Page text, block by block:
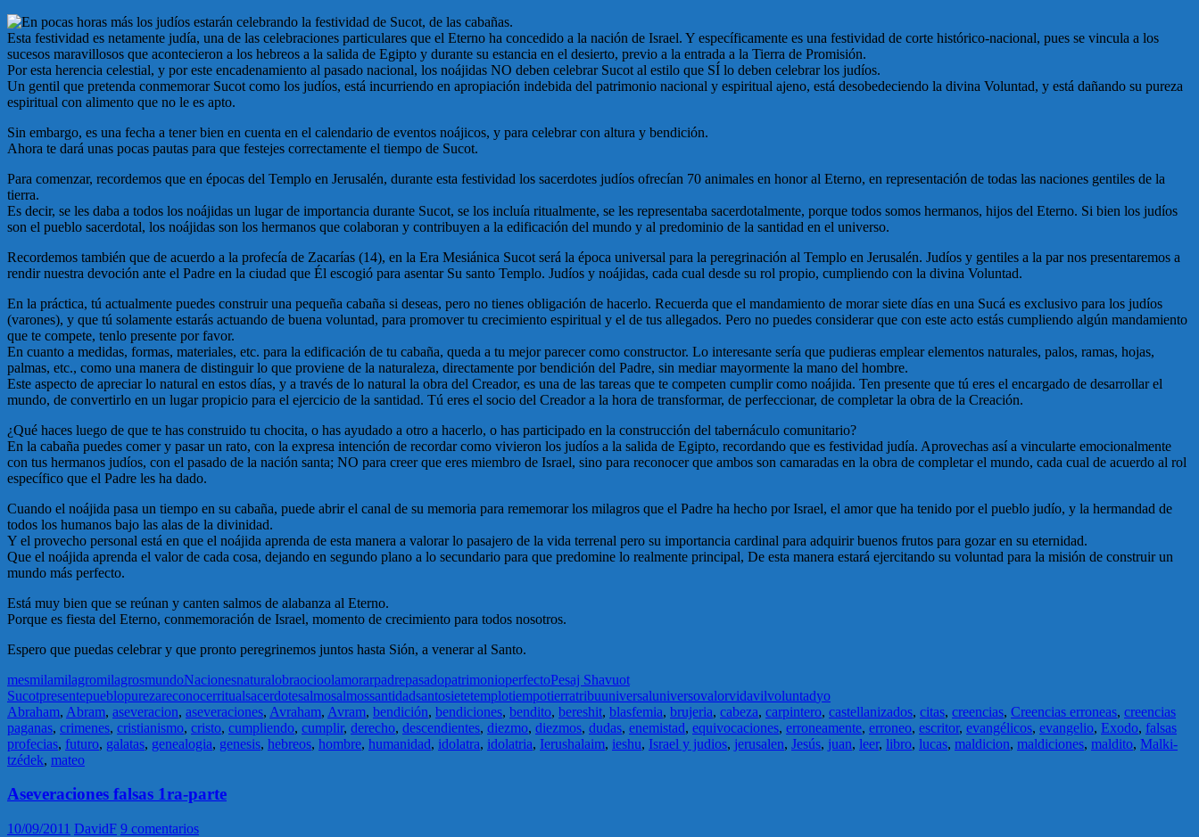
En pocas horas más los judíos estarán celebrando la festividad de Sucot, de las cabañas.
Esta festividad es netamente judía, una de las celebraciones particulares que el Eterno ha concedido a la nación de Israel. Y específicamente es una festividad de corte histórico-nacional, pues se vincula a los
sucesos maravillosos que acontecieron a los hebreos a la salida de Egipto y durante su estancia en el desierto, previo a la entrada a la Tierra de Promisión.
Por esta herencia celestial, y por este encadenamiento al pasado nacional, los noájidas NO deben celebrar Sucot al estilo que SÍ lo deben celebrar los judíos.
Un gentil que pretenda conmemorar Sucot como los judíos, está incurriendo en apropiación indebida del patrimonio nacional y espiritual ajeno, está desobedeciendo la divina Voluntad, y está dañando su pureza
espiritual con alimento que no le es apto.
Sin embargo, es una fecha a tener bien en cuenta en el calendario de eventos noájicos, y para celebrar con altura y bendición.
Ahora te dará unas pocas pautas para que festejes correctamente el tiempo de Sucot.
Para comenzar, recordemos que en épocas del Templo en Jerusalén, durante esta festividad los sacerdotes judíos ofrecían 70 animales en honor al Eterno, en representación de todas las naciones gentiles de la
tierra.
Es decir, se les daba a todos los noájidas un lugar de importancia durante Sucot, se los incluía ritualmente, se les representaba sacerdotalmente, porque todos somos hermanos, hijos del Eterno. Si bien los judíos
son el pueblo sacerdotal, los noájidas son los hermanos que colaboran y contribuyen a la edificación del mundo y al predominio de la santidad en el universo.
Recordemos también que de acuerdo a la profecía de Zacarías (14), en la Era Mesiánica Sucot será la época universal para la peregrinación al Templo en Jerusalén. Judíos y gentiles a la par nos presentaremos a
rendir nuestra devoción ante el Padre en la ciudad que Él escogió para asentar Su santo Templo. Judíos y noájidas, cada cual desde su rol propio, cumpliendo con la divina Voluntad.
En la práctica, tú actualmente puedes construir una pequeña cabaña si deseas, pero no tienes obligación de hacerlo. Recuerda que el mandamiento de morar siete días en una Sucá es exclusivo para los judíos
(varones), y que tú solamente estarás actuando de buena voluntad, para promover tu crecimiento espiritual y el de tus allegados. Pero no puedes considerar que con este acto estás cumpliendo algún mandamiento
que te compete, tenlo presente por favor.
En cuanto a medidas, formas, materiales, etc. para la edificación de tu cabaña, queda a tu mejor parecer como constructor. Lo interesante sería que pudieras emplear elementos naturales, palos, ramas, hojas,
palmas, etc., como una manera de distinguir lo que proviene de la naturaleza, directamente por bendición del Padre, sin mediar mayormente la mano del hombre.
Este aspecto de apreciar lo natural en estos días, y a través de lo natural la obra del Creador, es una de las tareas que te competen cumplir como noájida. Ten presente que tú eres el encargado de desarrollar el
mundo, de convertirlo en un lugar propicio para el ejercicio de la santidad. Tú eres el socio del Creador a la hora de transformar, de perfeccionar, de completar la obra de la Creación.
¿Qué haces luego de que te has construido tu chocita, o has ayudado a otro a hacerlo, o has participado en la construcción del tabernáculo comunitario?
En la cabaña puedes comer y pasar un rato, con la expresa intención de recordar como vivieron los judíos a la salida de Egipto, recordando que es festividad judía. Aprovechas así a vincularte emocionalmente
con tus hermanos judíos, con el pasado de la nación santa; NO para creer que eres miembro de Israel, sino para reconocer que ambos son camaradas en la obra de completar el mundo, cada cual de acuerdo al rol
específico que el Padre les ha dado.
Cuando el noájida pasa un tiempo en su cabaña, puede abrir el canal de su memoria para rememorar los milagros que el Padre ha hecho por Israel, el amor que ha tenido por el pueblo judío, y la hermandad de
todos los humanos bajo las alas de la divinidad.
Y el provecho personal está en que el noájida aprenda de esta manera a valorar lo pasajero de la vida terrenal pero su importancia cardinal para adquirir buenos frutos para gozar en su eternidad.
Que el noájida aprenda el valor de cada cosa, dejando en segundo plano a lo secundario para que predomine lo realmente principal, De esta manera estará ejercitando su voluntad para la misión de construir un
mundo más perfecto.
Está muy bien que se reúnan y canten salmos de alabanza al Eterno.
Porque es fiesta del Eterno, conmemoración de Israel, momento de crecimiento para todos nosotros.
Espero que puedas celebrar y que pronto peregrinemos juntos hasta Sión, a venerar al Santo.
mesmilamilagromilagrosmundoNacionesnaturalobraocioolamorarpadrepasadopatrimonioperfectoPesaj Shavuot
Sucotpresentepueblopurezareconocerritualsacerdotesalmosalmossantidadsantosietetemplotiempotierratribuuniversaluniversovalorvidavilvoluntadyo
Abraham, Abram, aseveracion, aseveraciones, Avraham, Avram, bendición, bendiciones, bendito, bereshit, blasfemia, brujeria, cabeza, carpintero, castellanizados, citas, creencias, Creencias erroneas, creencias
paganas, crimenes, cristianismo, cristo, cumpliendo, cumplir, derecho, descendientes, diezmo, diezmos, dudas, enemistad, equivocaciones, erroneamente, erroneo, escritor, evangélicos, evangelio, Exodo, falsas
profecias, futuro, galatas, genealogia, genesis, hebreos, hombre, humanidad, idolatra, idolatria, Ierushalaim, ieshu, Israel y judios, jerusalen, Jesús, juan, leer, libro, lucas, maldicion, maldiciones, maldito, Malki-
tzédek, mateo
Aseveraciones falsas 1ra-parte
10/09/2011 DavidF 9 comentarios